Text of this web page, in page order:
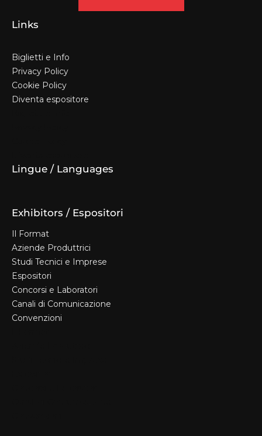
Links
Biglietti e Info
Privacy Policy
Cookie Policy
Diventa espositore
Lingue / Languages
Exhibitors / Espositori
Il Format
Aziende Produttrici
Studi Tecnici e Imprese
Espositori
Concorsi e Laboratori
Canali di Comunicazione
Convenzioni